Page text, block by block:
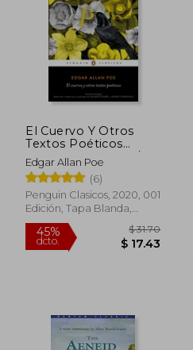
45%
dcto. $ 38.22
El Cuervo Y Otros
Textos Poéticos
(Bilingual Edition) /
The Raven and Other
Poet IC Texts
Edgar Allan Poe
(6)
Penguin Clasicos, 2020, 001
Edición, Tapa Blanda,
Nuevo